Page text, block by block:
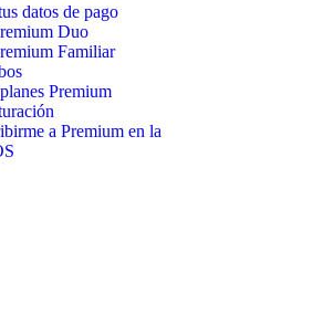
datos de pago
Duo
Familiar
Premium
a Premium en la